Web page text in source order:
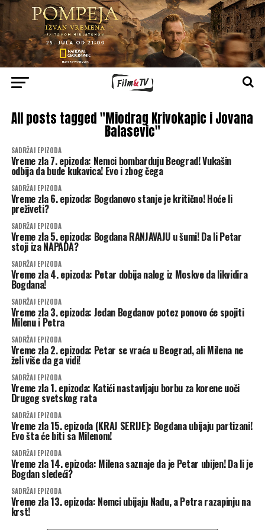
All posts tagged "Miodrag Krivokapic i Jovana
Balasevic"
SADRŽAJ EPIZODA
Vreme zla 7. epizoda: Nemci bombarduju Beograd! Vukašin
odbija da bude kukavica! Evo i zbog čega
SADRŽAJ EPIZODA
Vreme zla 6. epizoda: Bogdanovo stanje je kritično! Hoće li
preživeti?
SADRŽAJ EPIZODA
Vreme zla 5. epizoda: Bogdana RANJAVAJU u šumi! Da li Petar
stoji iza NAPADA?
SADRŽAJ EPIZODA
Vreme zla 4. epizoda: Petar dobija nalog iz Moskve da likvidira
Bogdana!
SADRŽAJ EPIZODA
Vreme zla 3. epizoda: Jedan Bogdanov potez ponovo će spojiti
Milenu i Petra
SADRŽAJ EPIZODA
Vreme zla 2. epizoda: Petar se vraća u Beograd, ali Milena ne
želi više da ga vidi!
SADRŽAJ EPIZODA
Vreme zla 1. epizoda: Katići nastavljaju borbu za korene uoči
Drugog svetskog rata
SADRŽAJ EPIZODA
Vreme zla 15. epizoda (KRAJ SERIJE): Bogdana ubijaju partizani!
Evo šta će biti sa Milenom!
SADRŽAJ EPIZODA
Vreme zla 14. epizoda: Milena saznaje da je Petar ubijen! Da li je
Bogdan sledeći?
SADRŽAJ EPIZODA
Vreme zla 13. epizoda: Nemci ubijaju Nađu, a Petra razapinju na
krst!